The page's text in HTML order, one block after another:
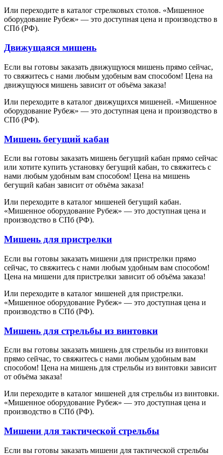
Или переходите в каталог стрелковых столов. «Мишенное
оборудование Рубеж» — это доступная цена и производство в
СПб (РФ).
Движущаяся мишень
Если вы готовы заказать движущуюся мишень прямо сейчас,
то свяжитесь с нами любым удобным вам способом! Цена на
движущуюся мишень зависит от объёма заказа!
Или переходите в каталог движущихся мишеней. «Мишенное
оборудование Рубеж» — это доступная цена и производство в
СПб (РФ).
Мишень бегущий кабан
Если вы готовы заказать мишень бегущий кабан прямо сейчас
или хотите купить установку бегущий кабан, то свяжитесь с
нами любым удобным вам способом! Цена на мишень
бегущий кабан зависит от объёма заказа!
Или переходите в каталог мишеней бегущий кабан.
«Мишенное оборудование Рубеж» — это доступная цена и
производство в СПб (РФ).
Мишень для пристрелки
Если вы готовы заказать мишени для пристрелки прямо
сейчас, то свяжитесь с нами любым удобным вам способом!
Цена на мишени для пристрелки зависит об объёма заказа!
Или переходите в каталог мишеней для пристрелки.
«Мишенное оборудование Рубеж» — это доступная цена и
производство в СПб (РФ).
Мишень для стрельбы из винтовки
Если вы готовы заказать мишень для стрельбы из винтовки
прямо сейчас, то свяжитесь с нами любым удобным вам
способом! Цена на мишень для стрельбы из винтовки зависит
от объёма заказа!
Или переходите в каталог мишеней для стрельбы из винтовки.
«Мишенное оборудование Рубеж» — это доступная цена и
производство в СПб (РФ).
Мишени для тактической стрельбы
Если вы готовы заказать мишени для тактической стрельбы